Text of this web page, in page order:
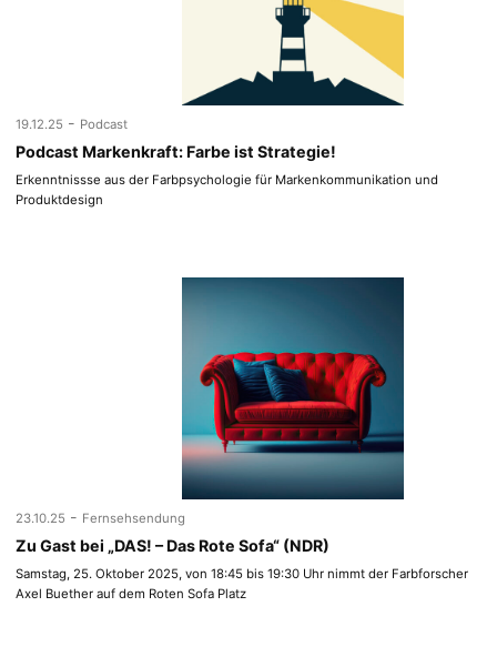
19.12.25 - Podcast
Podcast Markenkraft: Farbe ist Strategie!
Erkenntnissse aus der Farbpsychologie für Markenkommunikation und
Produktdesign
23.10.25 - Fernsehsendung
Zu Gast bei „DAS! – Das Rote Sofa“ (NDR)
Samstag, 25. Oktober 2025, von 18:45 bis 19:30 Uhr nimmt der Farbforscher
Axel Buether auf dem Roten Sofa Platz